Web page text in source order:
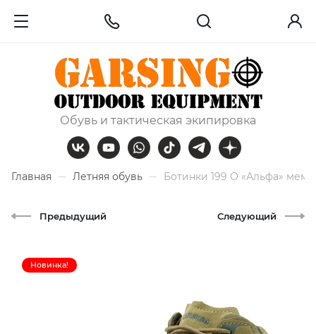
Обувь и тактическая экипировка
Главная Летняя обувь Ботинки 199 О «Альфа»
Предыдущий Следующий
Новинка!